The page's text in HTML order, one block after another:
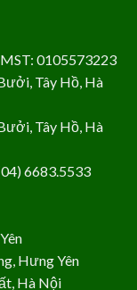
0105573223
Tây Hồ, Hà
Tây Hồ, Hà
6683.5533
Hưng Yên
Hà Nội